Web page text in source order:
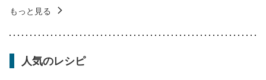
もっと見る
人気のレシピ